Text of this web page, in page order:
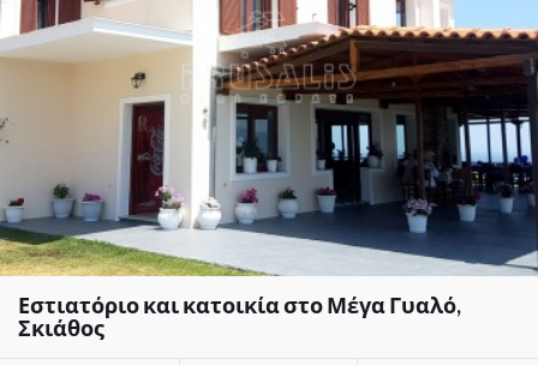
Εστιατόριο και κατοικία στο Μέγα Γυαλό,
Σκιάθος